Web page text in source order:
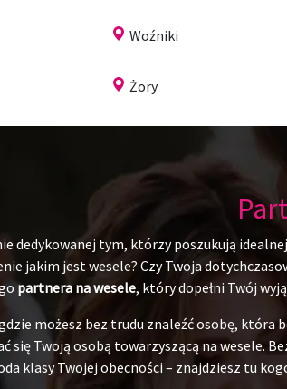
Woźniki
Żory
dedykowanej tym, którzy poszukują
jakim jest wesele? Czy Twoja
partnera na wesele, który dopełni Twój
możesz bez trudu znaleźć osobę,
się Twoją osobą towarzyszącą na wesele.
klasy Twojej obecności – znajdziesz tu